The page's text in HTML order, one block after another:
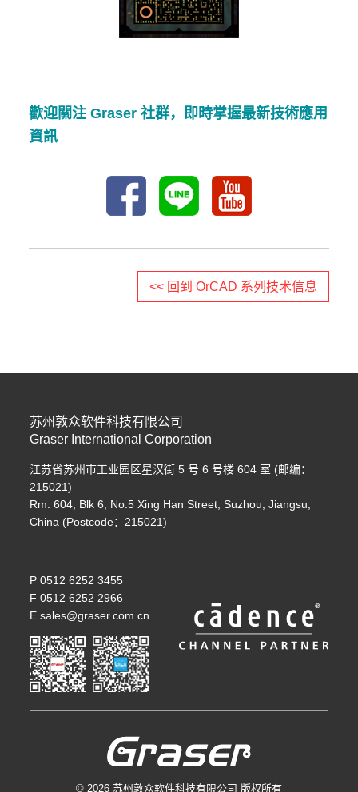
歡迎關注 Graser 社群，即時掌握最新技術應用
資訊
<< 回到 OrCAD 系列技术信息
苏州敦众软件科技有限公司
Graser International Corporation
江苏省苏州市工业园区星汉街 5 号 6 号楼 604 室 (邮编：
215021)
Rm. 604, Blk 6, No.5 Xing Han Street, Suzhou, Jiangsu,
China (Postcode：215021)
P 0512 6252 3455
F 0512 6252 2966
E sales@graser.com.cn
© 2026 苏州敦众软件科技有限公司 版权所有